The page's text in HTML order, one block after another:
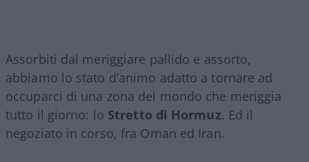
Assorbiti dal meriggiare pallido e assorto,
abbiamo lo stato d’animo adatto a tornare ad
occuparci di una zona del mondo che meriggia
tutto il giorno: lo Stretto di Hormuz. Ed il
negoziato in corso, fra Oman ed Iran.